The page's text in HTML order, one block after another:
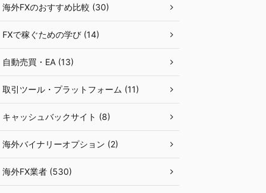
海外FXのおすすめ比較 (30)
FXで稼ぐための学び (14)
自動売買・EA (13)
取引ツール・プラットフォーム (11)
キャッシュバックサイト (8)
海外バイナリーオプション (2)
海外FX業者 (530)